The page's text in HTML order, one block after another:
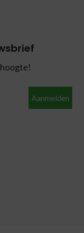
Aanmelden